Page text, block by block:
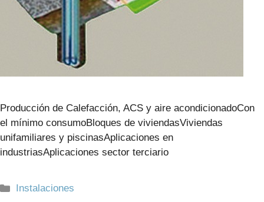
Producción de Calefacción, ACS y aire acondicionadoCon
el mínimo consumoBloques de viviendasViviendas
unifamiliares y piscinasAplicaciones en
industriasAplicaciones sector terciario
Categorías
Instalaciones